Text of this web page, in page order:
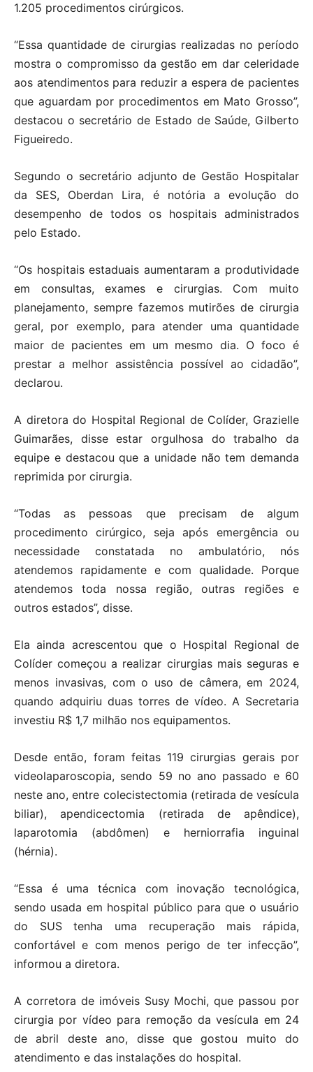
1.205 procedimentos cirúrgicos.
“Essa quantidade de cirurgias realizadas no período
mostra o compromisso da gestão em dar celeridade
aos atendimentos para reduzir a espera de pacientes
que aguardam por procedimentos em Mato Grosso”,
destacou o secretário de Estado de Saúde, Gilberto
Figueiredo.
Segundo o secretário adjunto de Gestão Hospitalar
da SES, Oberdan Lira, é notória a evolução do
desempenho de todos os hospitais administrados
pelo Estado.
“Os hospitais estaduais aumentaram a produtividade
em consultas, exames e cirurgias. Com muito
planejamento, sempre fazemos mutirões de cirurgia
geral, por exemplo, para atender uma quantidade
maior de pacientes em um mesmo dia. O foco é
prestar a melhor assistência possível ao cidadão”,
declarou.
A diretora do Hospital Regional de Colíder, Grazielle
Guimarães, disse estar orgulhosa do trabalho da
equipe e destacou que a unidade não tem demanda
reprimida por cirurgia.
“Todas as pessoas que precisam de algum
procedimento cirúrgico, seja após emergência ou
necessidade constatada no ambulatório, nós
atendemos rapidamente e com qualidade. Porque
atendemos toda nossa região, outras regiões e
outros estados”, disse.
Ela ainda acrescentou que o Hospital Regional de
Colíder começou a realizar cirurgias mais seguras e
menos invasivas, com o uso de câmera, em 2024,
quando adquiriu duas torres de vídeo. A Secretaria
investiu R$ 1,7 milhão nos equipamentos.
Desde então, foram feitas 119 cirurgias gerais por
videolaparoscopia, sendo 59 no ano passado e 60
neste ano, entre colecistectomia (retirada de vesícula
biliar), apendicectomia (retirada de apêndice),
laparotomia (abdômen) e herniorrafia inguinal
(hérnia).
“Essa é uma técnica com inovação tecnológica,
sendo usada em hospital público para que o usuário
do SUS tenha uma recuperação mais rápida,
confortável e com menos perigo de ter infecção”,
informou a diretora.
A corretora de imóveis Susy Mochi, que passou por
cirurgia por vídeo para remoção da vesícula em 24
de abril deste ano, disse que gostou muito do
atendimento e das instalações do hospital.